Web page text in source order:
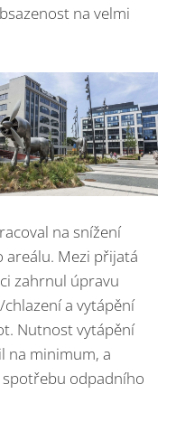
na velmi
na snížení
areálu. Mezi přijatá
zahrnul úpravu
a vytápění
Nutnost vytápění
na minimum, a
odpadního